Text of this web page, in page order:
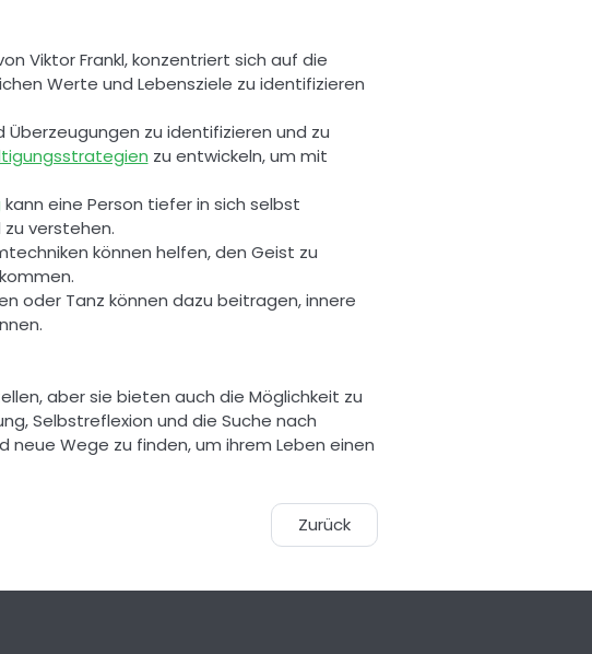
Viktor Frankl, konzentriert sich auf die
Werte und Lebensziele zu identifizieren
Überzeugungen zu identifizieren und zu
zu entwickeln, um mit
kann eine Person tiefer in sich selbst
verstehen.
können helfen, den Geist zu
oder Tanz können dazu beitragen, innere
aber sie bieten auch die Möglichkeit zu
Selbstreflexion und die Suche nach
Wege zu finden, um ihrem Leben einen
Zurück